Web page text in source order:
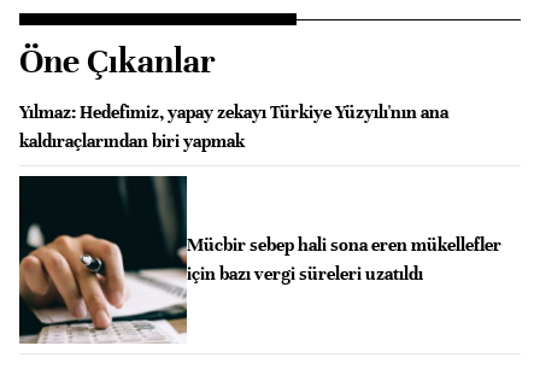
Öne Çıkanlar
Yılmaz: Hedefimiz, yapay zekayı Türkiye Yüzyılı'nın ana
kaldıraçlarından biri yapmak
Mücbir sebep hali sona eren mükellefler
için bazı vergi süreleri uzatıldı